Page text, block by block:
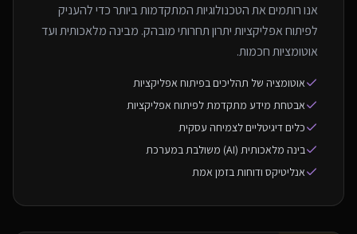
אנו רותמים את הטכנולוגיות המתקדמות ביותר כדי להעניק
לפיתוח אפליקציות יתרון תחרותי מובהק. מבינה מלאכותית ועד
אוטומציות חכמות.
אוטומציה של תהליכים בפיתוח אפליקציות
אבטחת מידע מתקדמת לפיתוח אפליקציות
כלים דיגיטליים לצמיחה עסקית
בינה מלאכותית (AI) משולבת במערכת
אנליטיקס ודוחות בזמן אמת